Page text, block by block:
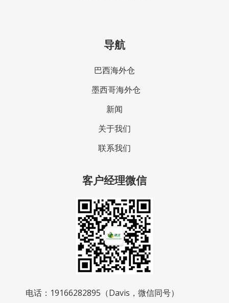
导航
巴西海外仓
墨西哥海外仓
新闻
关于我们
联系我们
客户经理微信
电话：19166282895（Davis，微信同号）